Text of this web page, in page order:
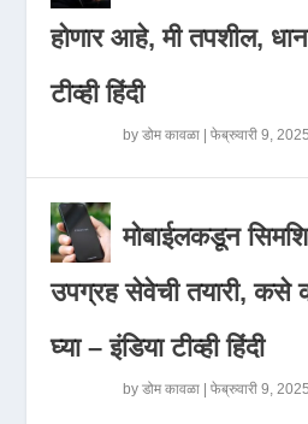
होणार आहे, मी तपशील,
टीव्ही हिंदी
byडोम कावळा |फेब्रुवारी 9, 2025
मोबाईलकडून
उपग्रह सेवेची तयारी, कसे
घ्या – इंडिया टीव्ही हिंदी
byडोम कावळा |फेब्रुवारी 9, 2025